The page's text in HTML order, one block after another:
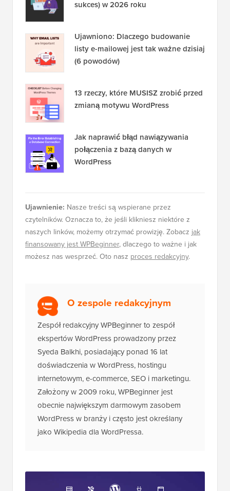
sukces) w 2026 roku
Ujawniono: Dlaczego budowanie
listy e-mailowej jest tak ważne dzisiaj
(6 powodów)
13 rzeczy, które MUSISZ zrobić przed
zmianą motywu WordPress
Jak naprawić błąd nawiązywania
połączenia z bazą danych w
WordPress
Ujawnienie: Nasze treści są wspierane przez
czytelników. Oznacza to, że jeśli klikniesz niektóre z
naszych linków, możemy otrzymać prowizję. Zobacz jak
finansowany jest WPBeginner, dlaczego to ważne i jak
możesz nas wesprzeć. Oto nasz proces redakcyjny.
O zespole redakcyjnym
Zespół redakcyjny WPBeginner to zespół
ekspertów WordPress prowadzony przez
Syeda Balkhi, posiadający ponad 16 lat
doświadczenia w WordPress, hostingu
internetowym, e-commerce, SEO i marketingu.
Założony w 2009 roku, WPBeginner jest
obecnie największym darmowym zasobem
WordPress w branży i często jest określany
jako Wikipedia dla WordPressa.